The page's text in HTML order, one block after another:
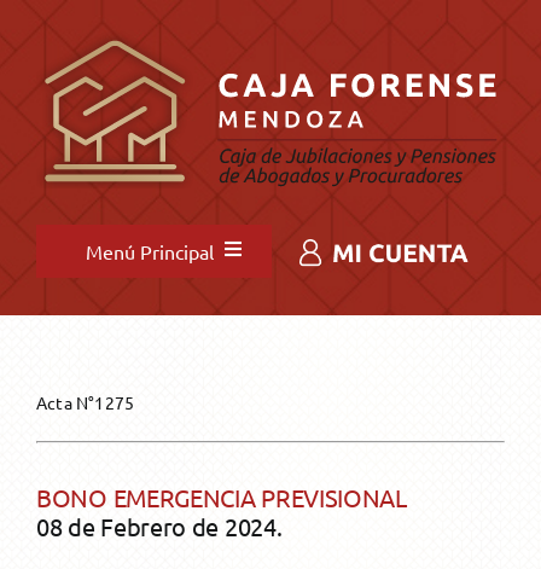
contenido
Menú Principal
INICIO
NOVEDADES
Acta N°1275
BONO EMERGENCIA PREVISIONAL
08 de Febrero de 2024.